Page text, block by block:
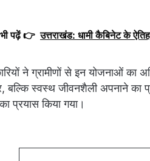
पढ़ें 👉 उत्तराखंड: धामी कैबिनेट के
ने ग्रामीणों से इन योजनाओं
बल्कि स्वस्थ जीवनशैली अपनाने का
प्रयास किया गया।